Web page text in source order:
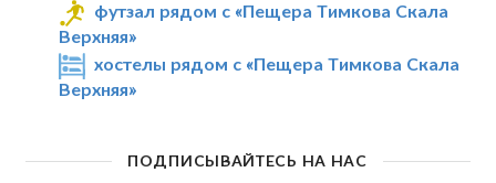
футзал рядом с «Пещера Тимкова Скала
Верхняя»
хостелы рядом с «Пещера Тимкова Скала
Верхняя»
ПОДПИСЫВАЙТЕСЬ НА НАС